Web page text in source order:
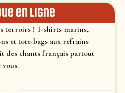
en ligne
terroirs ! T-shirts marins,
et tote-bags aux refrains
des chants français partout
vous.